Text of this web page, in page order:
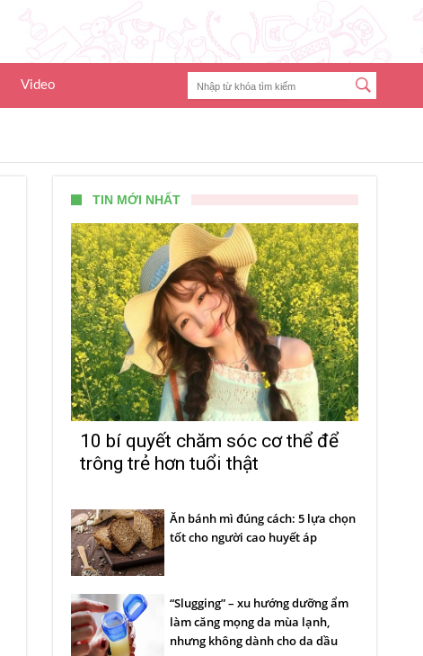
Video
TIN MỚI NHẤT
10 bí quyết chăm sóc cơ thể để
trông trẻ hơn tuổi thật
Ăn bánh mì đúng cách: 5 lựa chọn
tốt cho người cao huyết áp
“Slugging” – xu hướng dưỡng ẩm
làm căng mọng da mùa lạnh,
nhưng không dành cho da dầu